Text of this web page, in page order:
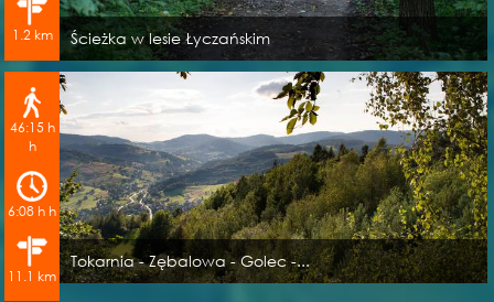
Ścieżka w lesie Łyczańskim
1.2 km
Tokarnia - Zębalowa - Golec -...
46:15 h
h
6:08 h h
11.1 km